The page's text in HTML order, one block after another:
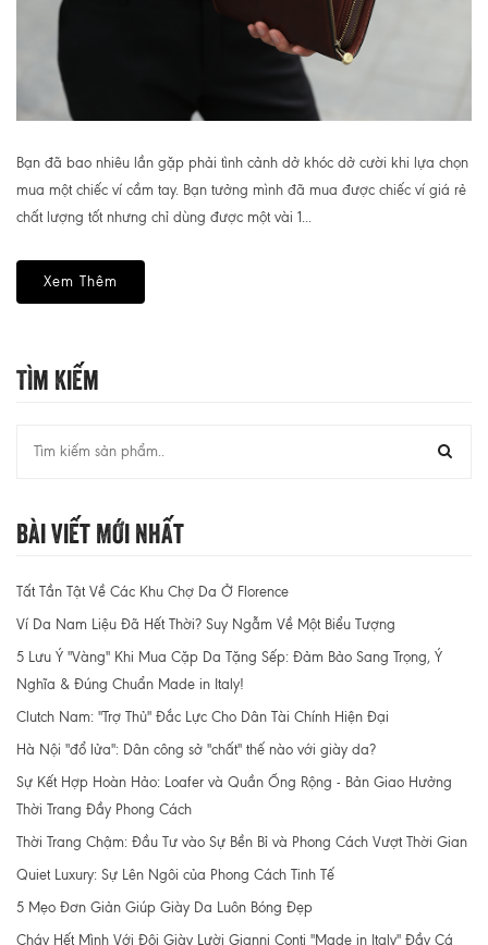
Bạn đã bao nhiêu lần gặp phải tình cảnh dở khóc dở cười khi lựa chọn
mua một chiếc ví cầm tay. Bạn tưởng mình đã mua được chiếc ví giá rẻ
chất lượng tốt nhưng chỉ dùng được một vài 1...
Xem Thêm
Tìm Kiếm
Bài Viết Mới Nhất
Tất Tần Tật Về Các Khu Chợ Da Ở Florence
Ví Da Nam Liệu Đã Hết Thời? Suy Ngẫm Về Một Biểu Tượng
5 Lưu Ý "Vàng" Khi Mua Cặp Da Tặng Sếp: Đảm Bảo Sang Trọng, Ý
Nghĩa & Đúng Chuẩn Made in Italy!
Clutch Nam: "Trợ Thủ" Đắc Lực Cho Dân Tài Chính Hiện Đại
Hà Nội "đổ lửa": Dân công sở "chất" thế nào với giày da?
Sự Kết Hợp Hoàn Hảo: Loafer và Quần Ống Rộng - Bản Giao Hưởng
Thời Trang Đầy Phong Cách
Thời Trang Chậm: Đầu Tư vào Sự Bền Bỉ và Phong Cách Vượt Thời Gian
Quiet Luxury: Sự Lên Ngôi của Phong Cách Tinh Tế
5 Mẹo Đơn Giản Giúp Giày Da Luôn Bóng Đẹp
Cháy Hết Mình Với Đôi Giày Lười Gianni Conti "Made in Italy" Đầy Cá